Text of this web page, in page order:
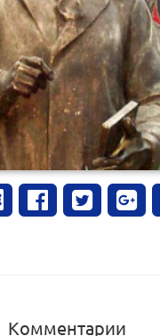
0 950
Комментарии